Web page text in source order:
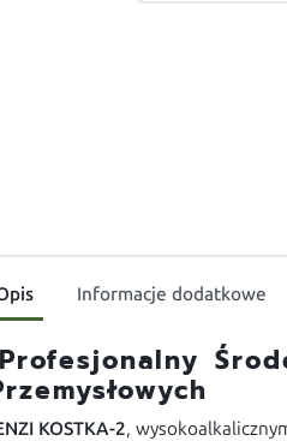
Informacje dodatkowe
KOSTKA-2,